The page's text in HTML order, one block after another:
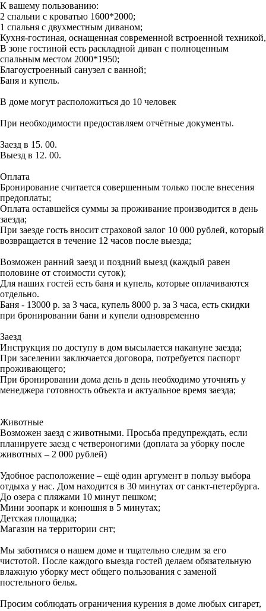
К вашему пользованию:
2 спальни с кроватью 1600*2000;
1 спальня с двухместным диваном;
Кухня-гостиная, оснащенная современной встроенной техникой,
В зоне гостиной есть раскладной диван с полноценным
спальным местом 2000*1950;
Благоустроенный санузел с ванной;
Баня и купель.
В доме могут расположиться до 10 человек
При необходимости предоставляем отчётные документы.
Заезд в 15. 00.
Выезд в 12. 00.
Оплата
Бронирование считается совершенным только после внесения
предоплаты;
Оплата оставшейся суммы за проживание производится в день
заезда;
При заезде гость вносит страховой залог 10 000 рублей, который
возвращается в течение 12 часов после выезда;
Возможен ранний заезд и поздний выезд (каждый равен
половине от стоимости суток);
Для наших гостей есть баня и купель, которые оплачиваются
отдельно.
Баня - 13000 р. за 3 часа, купель 8000 р. за 3 часа, есть скидки
при бронировании бани и купели одновременно
Заезд
Инструкция по доступу в дом высылается накануне заезда;
При заселении заключается договора, потребуется паспорт
проживающего;
При бронировании дома день в день необходимо уточнять у
менеджера готовность объекта и актуальное время заезда;
Животные
Возможен заезд с животными. Просьба предупреждать, если
планируете заезд с четвероногими (доплата за уборку после
животных – 2 000 рублей)
Удобное расположение – ещё один аргумент в пользу выбора
отдыха у нас. Дом находится в 30 минутах от санкт-петербурга.
До озера с пляжами 10 минут пешком;
Мини зоопарк и конюшня в 5 минутах;
Детская площадка;
Магазин на территории снт;
Мы заботимся о нашем доме и тщательно следим за его
чистотой. После каждого выезда гостей делаем обязательную
влажную уборку мест общего пользования с заменой
постельного белья.
Просим соблюдать ограничения курения в доме любых сигарет,